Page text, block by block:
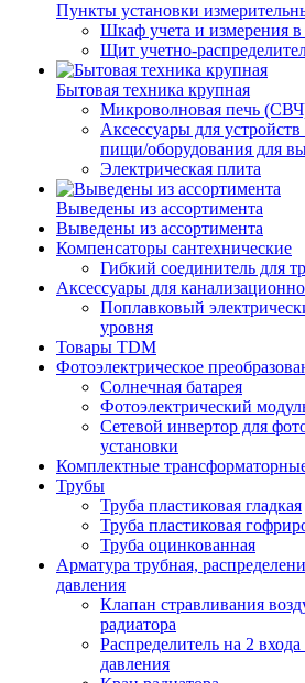
Пункты установки
Шкаф учета и измерения в
Щит учетно-
Бытовая техника крупная
Микроволновая печь
Аксессуары для
пищи/оборудования для
Электрическая плита
Выведены из ассортимента
Выведены из ассортимента
Компенсаторы сантехнические
Гибкий соединитель для
Аксессуары для
Поплавковый
уровня
Товары TDM
Фотоэлектрическое
Солнечная батарея
Фотоэлектрический
Сетевой инвертор для
установки
Комплектные
Трубы
Труба пластиковая гладкая
Труба пластиковая
Труба оцинкованная
Арматура трубная,
давления
Клапан стравливания
радиатора
Распределитель на 2
давления